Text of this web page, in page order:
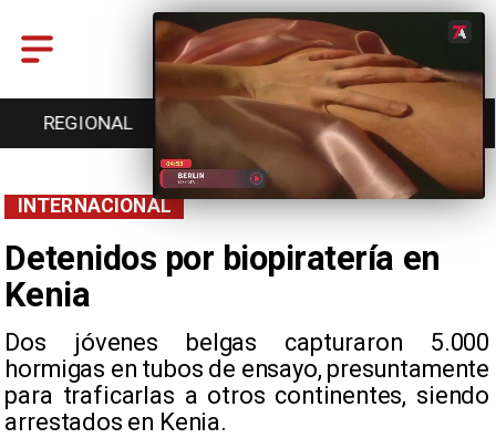
REGIONAL ENTRETENCIÓN DEPORTES
Detenidos por biopiratería en
Kenia
Dos jóvenes belgas capturaron 5.000
hormigas en tubos de ensayo, presuntamente
para traficarlas a otros continentes, siendo
arrestados en Kenia.
INTERNACIONAL